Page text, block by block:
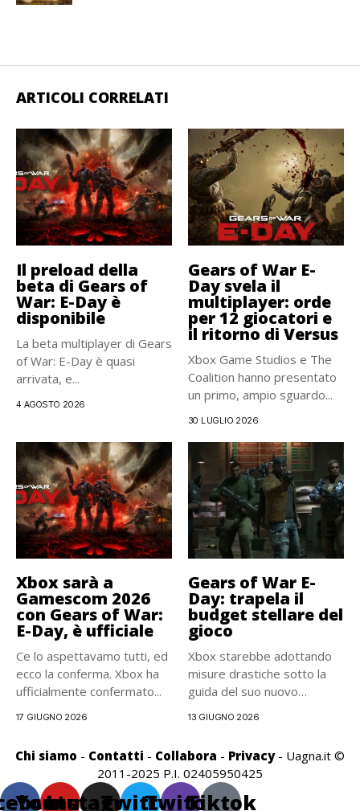
ARTICOLI CORRELATI
Il preload della
beta di Gears of
War: E-Day è
disponibile
La beta multiplayer di Gears
of War: E-Day è quasi
arrivata, e...
4 AGOSTO 2026
Gears of War E-
Day svela il
multiplayer: orde
per 12 giocatori e
il ritorno di Versus
Xbox Game Studios e The
Coalition hanno presentato
un primo, ampio sguardo...
30 LUGLIO 2026
Xbox sarà a
Gamescom 2026
con Gears of War:
E-Day, è ufficiale
Ce lo aspettavamo tutti, ed
ecco la conferma. Xbox ha
ufficialmente confermato...
17 GIUGNO 2026
Gears of War E-
Day: trapela il
budget stellare del
gioco
Xbox starebbe adottando
misure drastiche sotto la
guida del suo nuovo
13 GIUGNO 2026
Chi siamo - Contatti - Collabora - Privacy- Uagna.it ©
2011-2025 P.I. 02405950425
Youtube
Instagram
TwitterTwitchTiktok